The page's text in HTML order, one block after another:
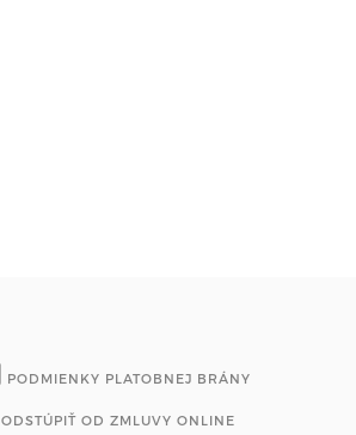
PODMIENKY PLATOBNEJ BRÁNY
ODSTÚPIŤ OD ZMLUVY ONLINE